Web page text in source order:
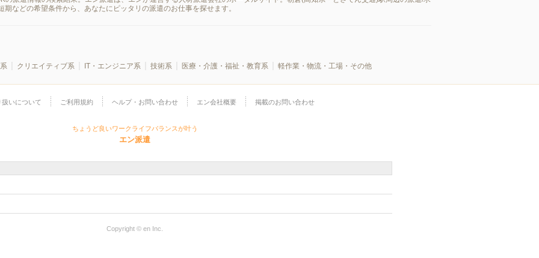
などの希望条件から、あなたにピッタリの派遣のお仕事を探せます。
クリエイティブ系 IT・エンジニア系 技術系 医療・介護・福祉・教育系 軽作業・物流・工場・その他
いについて ご利用規約 ヘルプ・お問い合わせ エン会社概要 掲載のお問い合わせ
ちょうど良いワークライフバランスが叶う
エン派遣
Copyright © en Inc.